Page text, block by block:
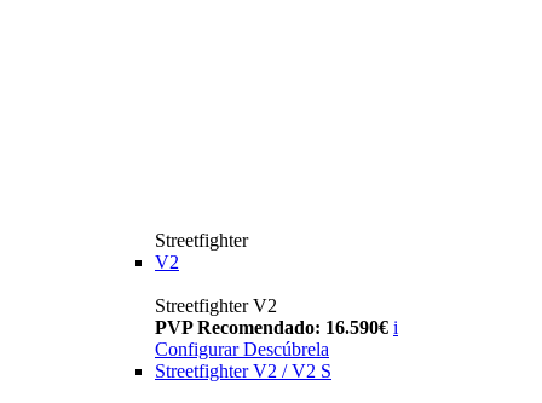
Streetfighter
V2
Streetfighter V2
PVP Recomendado: 16.590€ i
Configurar Descúbrela
Streetfighter V2 / V2 S